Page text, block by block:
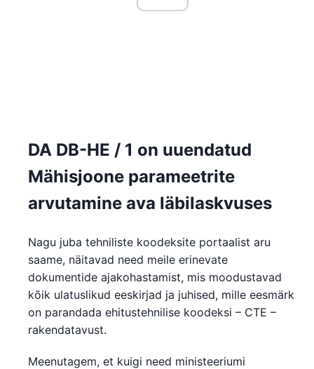
DA DB-HE / 1 on uuendatud
Mähisjoone parameetrite
arvutamine ava läbilaskvuses
Nagu juba tehniliste koodeksite portaalist aru
saame, näitavad need meile erinevate
dokumentide ajakohastamist, mis moodustavad
kõik ulatuslikud eeskirjad ja juhised, mille eesmärk
on parandada ehitustehnilise koodeksi – CTE –
rakendatavust.
Meenutagem, et kuigi need ministeeriumi